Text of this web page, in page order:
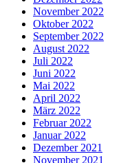
November 2022
Oktober 2022
September 2022
August 2022
Juli 2022
Juni 2022
Mai 2022
April 2022
März 2022
Februar 2022
Januar 2022
Dezember 2021
November 2021